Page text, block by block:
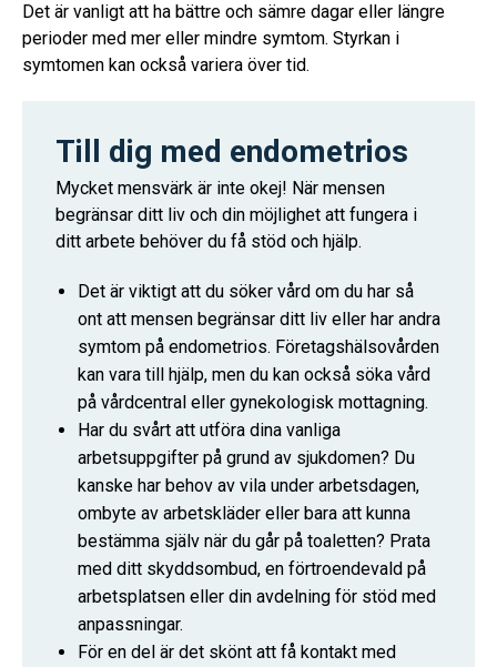
Det är vanligt att ha bättre och sämre dagar eller längre
perioder med mer eller mindre symtom. Styrkan i
symtomen kan också variera över tid.
Till dig med endometrios
Mycket mensvärk är inte okej! När mensen
begränsar ditt liv och din möjlighet att fungera i
ditt arbete behöver du få stöd och hjälp.
Det är viktigt att du söker vård om du har så
ont att mensen begränsar ditt liv eller har andra
symtom på endometrios. Företagshälsovården
kan vara till hjälp, men du kan också söka vård
på vårdcentral eller gynekologisk mottagning.
Har du svårt att utföra dina vanliga
arbetsuppgifter på grund av sjukdomen? Du
kanske har behov av vila under arbetsdagen,
ombyte av arbetskläder eller bara att kunna
bestämma själv när du går på toaletten? Prata
med ditt skyddsombud, en förtroendevald på
arbetsplatsen eller din avdelning för stöd med
anpassningar.
För en del är det skönt att få kontakt med